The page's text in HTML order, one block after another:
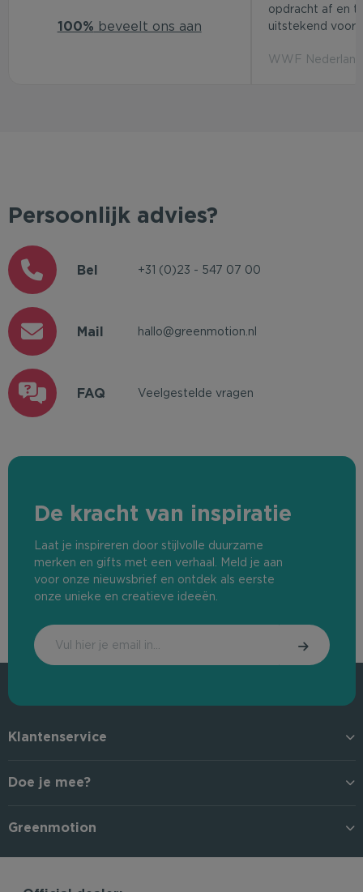
100% beveelt ons aan
opdracht af en
uitstekend voor
WWF
Persoonlijk advies?
Bel +31 (0)23 - 547 07 00
Mail hallo@greenmotion.nl
FAQ Veelgestelde vragen
De kracht van inspiratie
Laat je inspireren door stijlvolle duurzame
merken en gifts met een verhaal. Meld je aan
voor onze nieuwsbrief en ontdek als eerste
onze unieke en creatieve ideeën.
Klantenservice
Doe je mee?
Greenmotion